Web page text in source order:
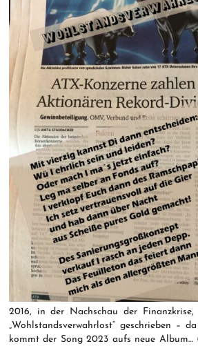
2016, in der Nachschau der
„Wohlstandsverwahrlost“ geschrieben –
kommt der Song 2023 aufs neue Album…